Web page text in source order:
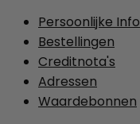
Persoonlijke Info
Bestellingen
Creditnota's
Adressen
Waardebonnen